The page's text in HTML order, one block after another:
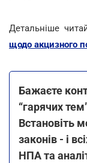
Детальніше
щодо акцизного
Бажаєте
“гарячих
Встановіть
законів - і
НПА та